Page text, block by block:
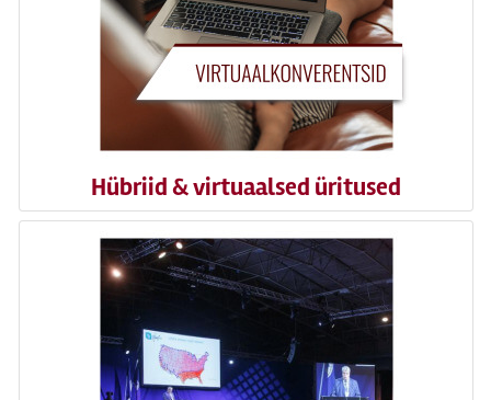
Hübriid & virtuaalsed üritused